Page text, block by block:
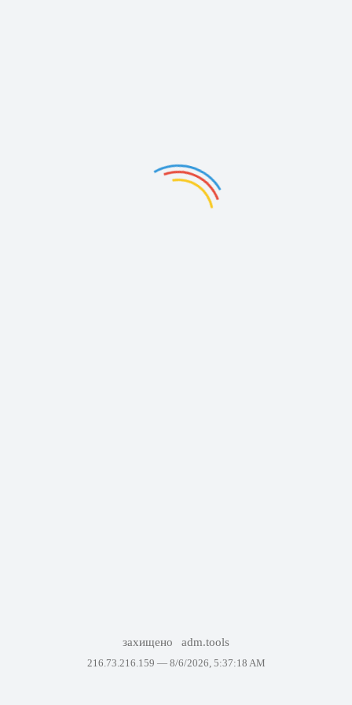
захищено adm.tools
216.73.216.159 — 8/6/2026, 5:37:18 AM